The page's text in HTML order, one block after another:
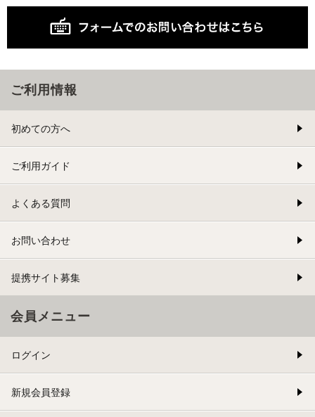
ご利用情報
初めての方へ
ご利用ガイド
よくある質問
お問い合わせ
提携サイト募集
会員メニュー
ログイン
新規会員登録